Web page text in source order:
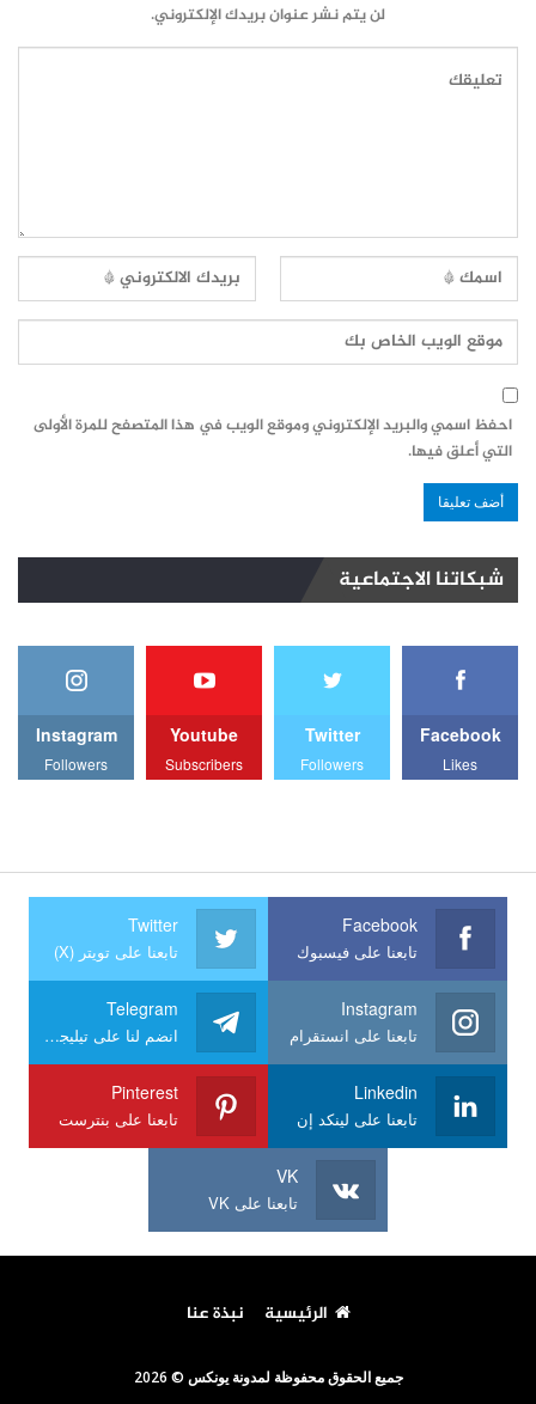
لن يتم نشر عنوان بريدك الإلكتروني.
احفظ اسمي والبريد الإلكتروني وموقع الويب في هذا المتصفح للمرة الأولى
التي أعلق فيها.
شبكاتنا الاجتماعية
Facebook
Likes
Twitter
Followers
Youtube
Subscribers
Instagram
Followers
Facebook
تابعنا على فيسبوك
Twitter
تابعنا على تويتر (X)
Instagram
تابعنا على انستقرام
Telegram
انضم لنا على تيليجرام
Linkedin
تابعنا على لينكد إن
Pinterest
تابعنا على بنترست
VK
تابعنا على VK
الرئيسية نبذة عنا
جميع الحقوق محفوظة لمدونة يونكس © 2026